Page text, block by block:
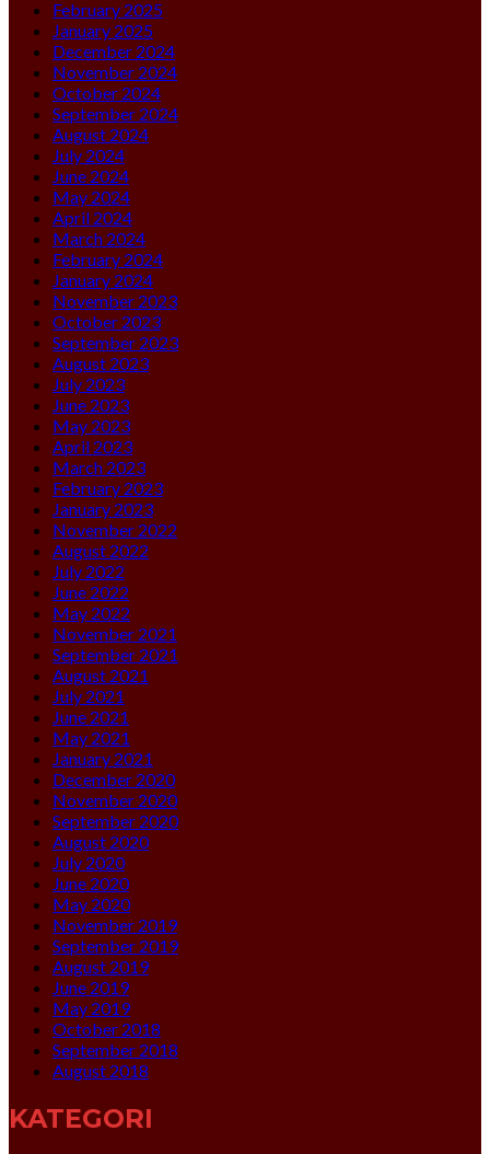
February 2025
January 2025
December 2024
November 2024
October 2024
September 2024
August 2024
July 2024
June 2024
May 2024
April 2024
March 2024
February 2024
January 2024
November 2023
October 2023
September 2023
August 2023
July 2023
June 2023
May 2023
April 2023
March 2023
February 2023
January 2023
November 2022
August 2022
July 2022
June 2022
May 2022
November 2021
September 2021
August 2021
July 2021
June 2021
May 2021
January 2021
December 2020
November 2020
September 2020
August 2020
July 2020
June 2020
May 2020
November 2019
September 2019
August 2019
June 2019
May 2019
October 2018
September 2018
August 2018
KATEGORI